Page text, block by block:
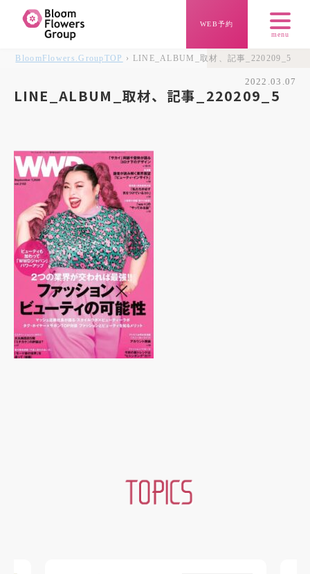
WEB予約
menu
BloomFlowers.GroupTOP › LINE_ALBUM_取材、記事_220209_5
LINE_ALBUM_取材、記事_220209_5
2022.03.07